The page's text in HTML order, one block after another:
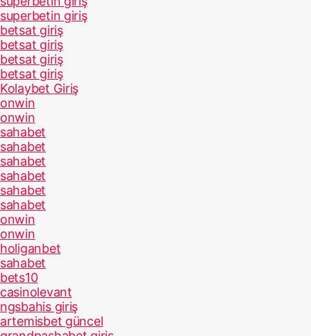
superbetin giriş
betsat giriş
betsat giriş
betsat giriş
betsat giriş
Kolaybet Giriş
onwin
onwin
sahabet
sahabet
sahabet
sahabet
sahabet
sahabet
onwin
onwin
holiganbet
sahabet
bets10
casinolevant
ngsbahis giriş
artemisbet güncel